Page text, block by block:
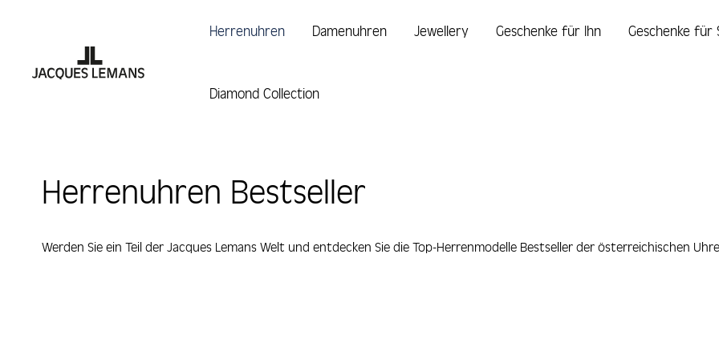
Herrenuhren Damenuhren Jewellery Geschenke für Ihn Geschenke für
Diamond Collection
Herrenuhren Bestseller
Werden Sie ein Teil der Jacques Lemans Welt und entdecken Sie die Top-Herrenmodelle Bestseller der österreichischen